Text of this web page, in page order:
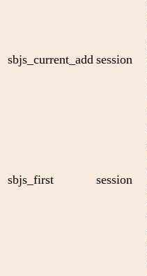
sbjs_current_add session
sbjs_first session